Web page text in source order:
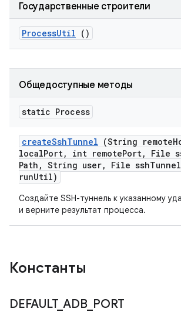
Государственные строители
ProcessUtil ()
Общедоступные методы
static Process
createSshTunnel (String remote
localPort, int remotePort, File
Path , String user, File sshTunnel
runUtil)
Создайте SSH-туннель к указанному
и верните результат процесса.
Константы
DEFAULT_ ADB_ PORT